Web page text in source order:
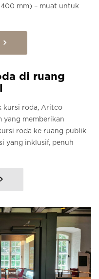
mm) – muat untuk
di ruang
kursi roda, Aritco
yang memberikan
roda ke ruang publik
yang inklusif, penuh